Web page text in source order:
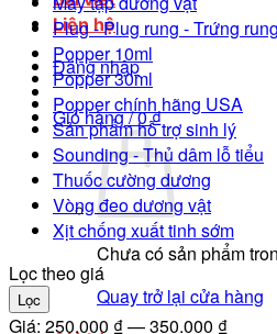
Liên hệ
Đăng nhập
Giỏ hàng /0₫
Chưa có sản phẩm
Quay trở lại cửa hàng
Plug - Plug rung - Trứng rung
Popper 10ml
Popper 30ml
Popper chính hãng USA
Sản phẩm hỗ trợ sinh lý
Sounding - Thủ dâm lỗ tiểu
Thuốc cường dương
Vòng đeo dương vật
Xịt chống xuất tinh sớm
Lọc theo giá
Giá
tối
Giá
tối
Lọc
Giá: 250.000 ₫—350.000 ₫